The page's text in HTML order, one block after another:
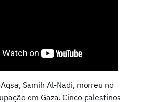
Samih Al-Nadi, morreu no
em Gaza. Cinco palestinos